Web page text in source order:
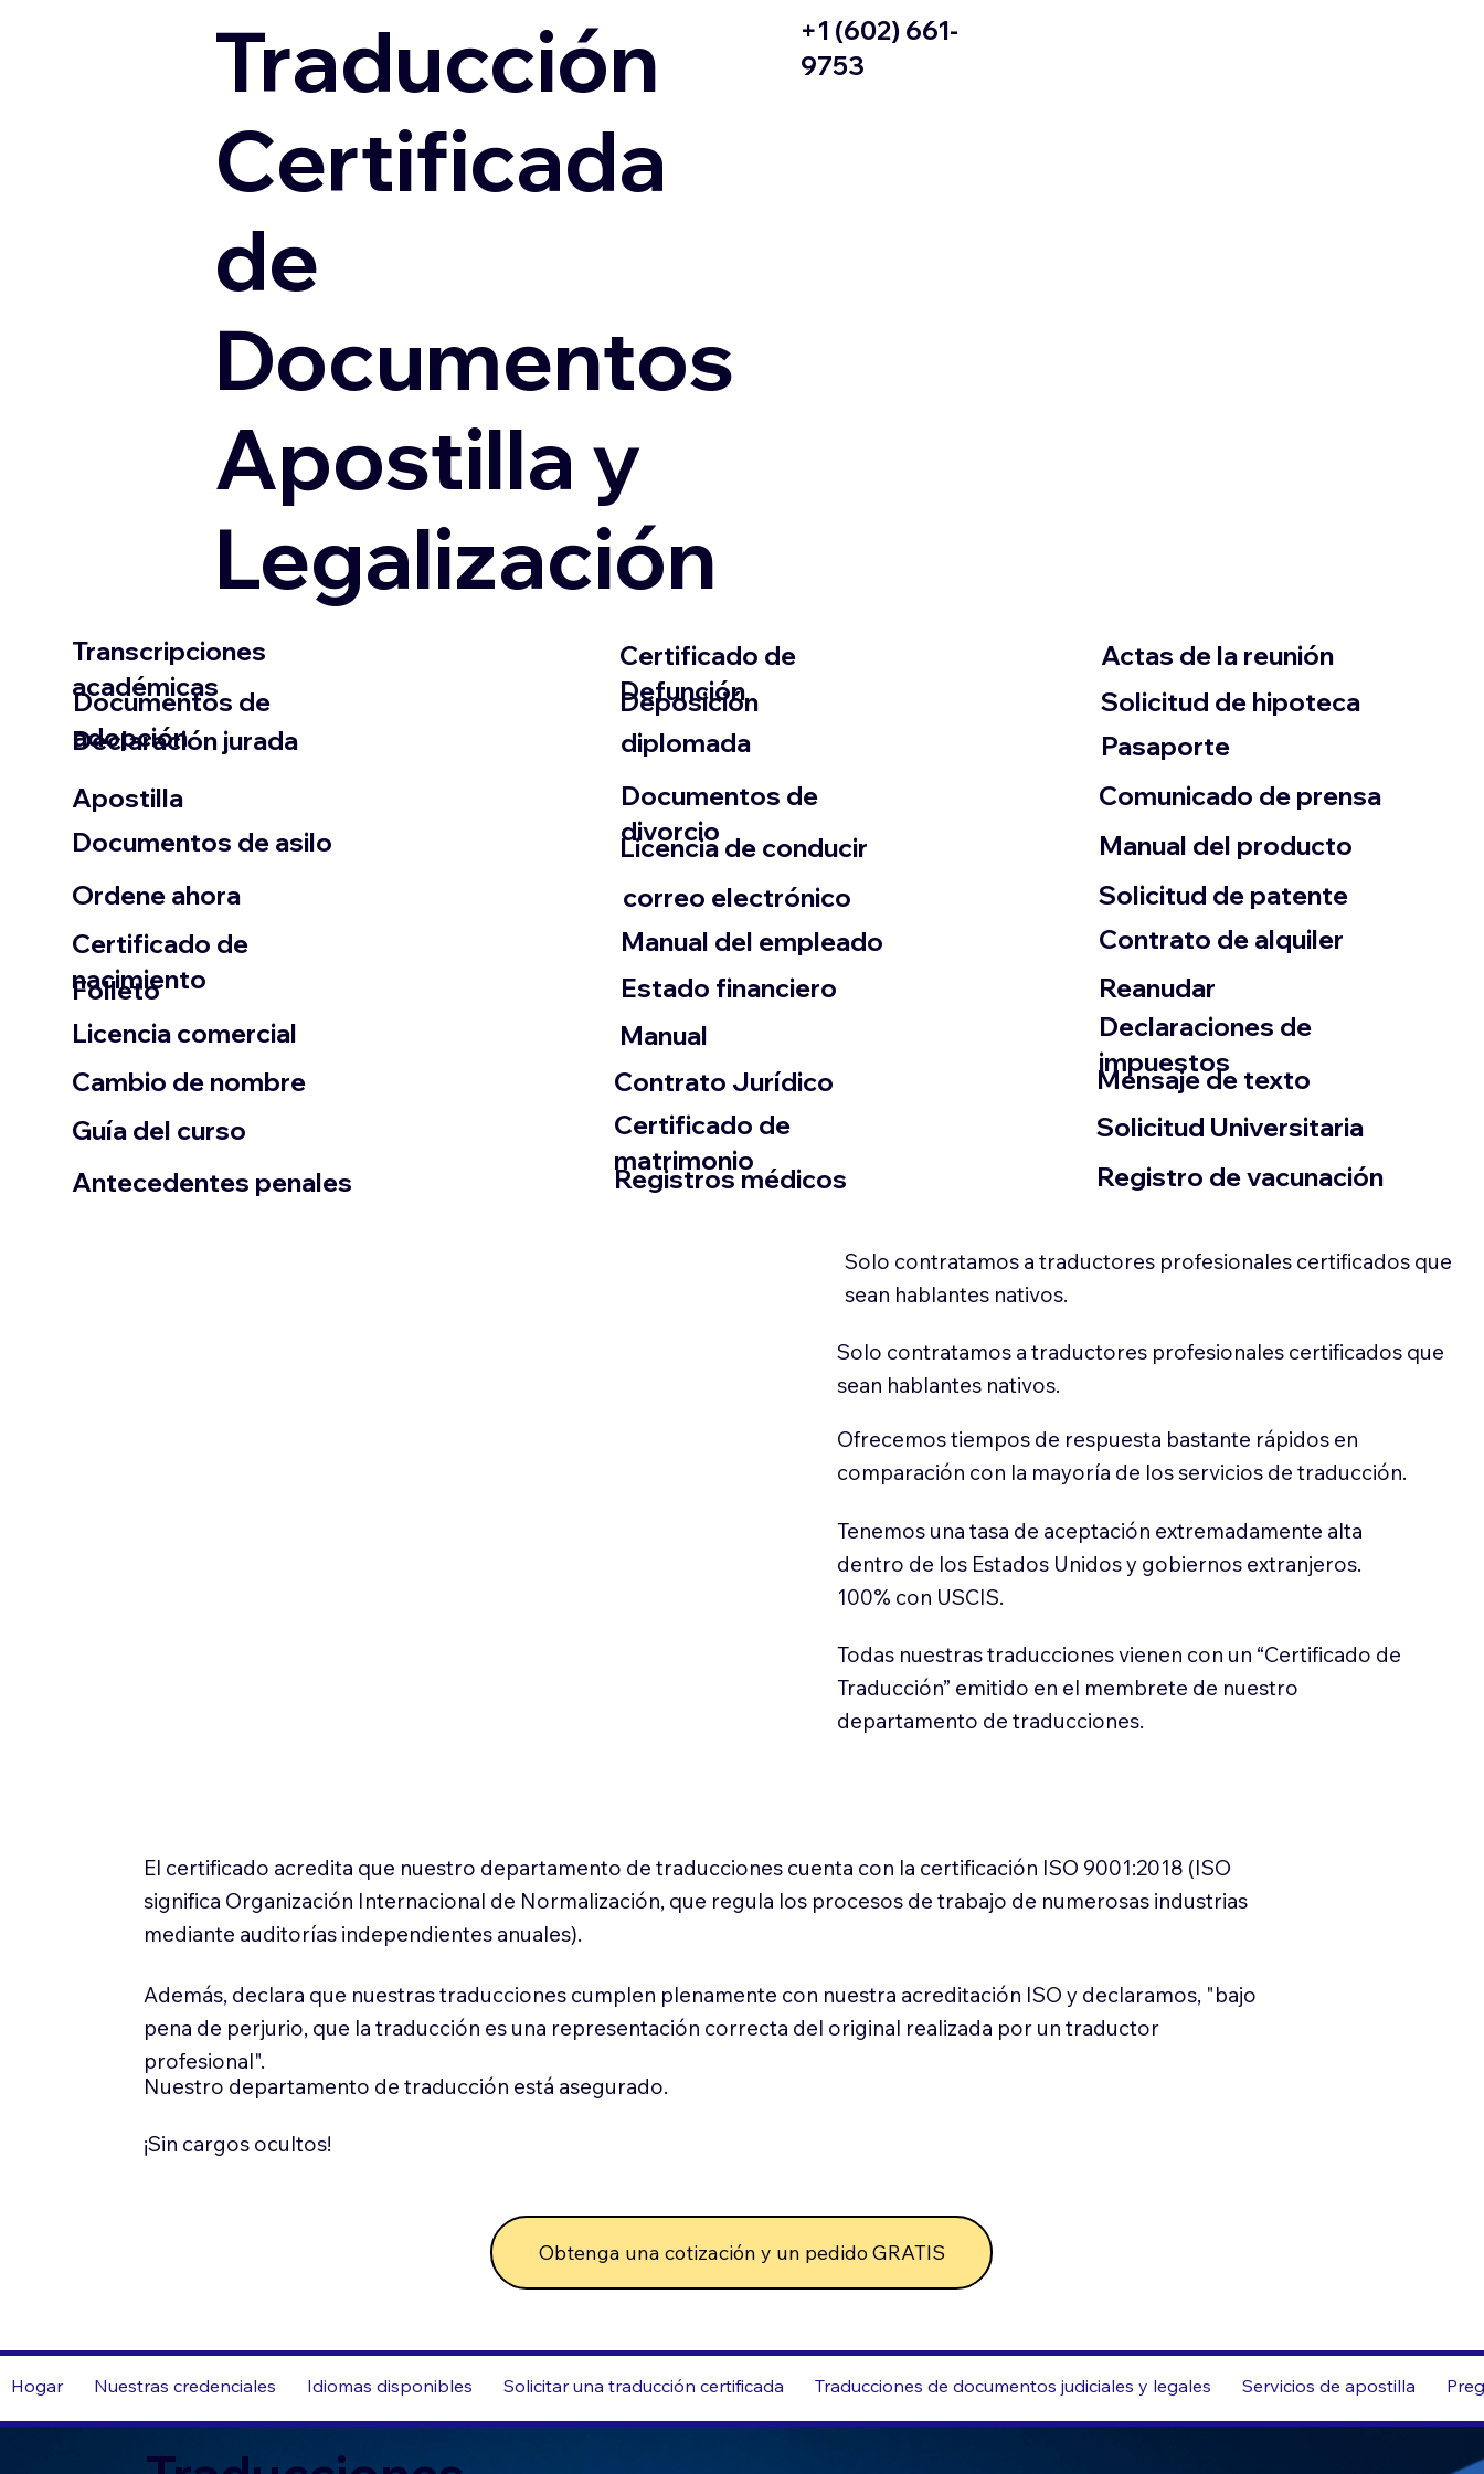
Traducción
Certificada
de
Documentos
Apostilla y
Legalización
+1 (602) 661-
9753
Transcripciones
académicas
Documentos de
adopción
Declaración jurada
​Apostilla
Documentos de asilo
Ordene ahora
Certificado de
nacimiento
Folleto
​Licencia comercial
Cambio de nombre
Guía del curso
Antecedentes penales
​Certificado de
Defunción
​Deposición
diplomada
Documentos de
divorcio
Licencia de conducir
​correo electrónico
Manual del empleado
Estado financiero
​Manual
​Contrato Jurídico
Certificado de
matrimonio
Registros médicos
Actas de la reunión
Solicitud de hipoteca
Pasaporte
Comunicado de prensa
​Manual del producto
​Solicitud de patente
Contrato de alquiler
​Reanudar
Declaraciones de
impuestos
​Mensaje de texto
​Solicitud Universitaria
Registro de vacunación
Solo contratamos a traductores profesionales certificados que
sean hablantes nativos.
Solo contratamos a traductores profesionales certificados que
sean hablantes nativos.
Ofrecemos tiempos de respuesta bastante rápidos en
comparación con la mayoría de los servicios de traducción.
Tenemos una tasa de aceptación extremadamente alta
dentro de los Estados Unidos y gobiernos extranjeros.
100% con USCIS.
Todas nuestras traducciones vienen con un “Certificado de
Traducción” emitido en el membrete de nuestro
departamento de traducciones.
El certificado acredita que nuestro departamento de traducciones cuenta con la certificación ISO 9001:2018 (ISO
significa Organización Internacional de Normalización, que regula los procesos de trabajo de numerosas industrias
mediante auditorías independientes anuales).
Además, declara que nuestras traducciones cumplen plenamente con nuestra acreditación ISO y declaramos, "bajo
pena de perjurio, que la traducción es una representación correcta del original realizada por un traductor
profesional".
Nuestro departamento de traducción está asegurado.
¡Sin cargos ocultos!
Obtenga una cotización y un pedido GRATIS
Hogar Nuestras credenciales Idiomas disponibles Solicitar una traducción certificada Traducciones de documentos judiciales y legales Servicios de apostilla